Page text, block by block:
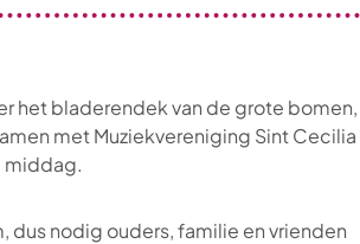
het bladerendek van de grote bomen,
met Muziekvereniging Sint Cecilia
middag.
dus nodig ouders, familie en vrienden